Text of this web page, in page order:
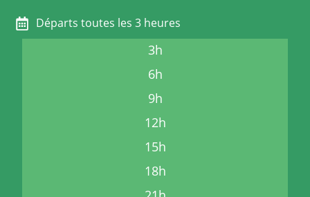
Départs toutes les 3 heures
3h
6h
9h
12h
15h
18h